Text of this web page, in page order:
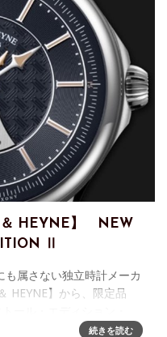
＆ HEYNE】 NEW
Ⅱ
属さない独立時計メーカ
HEYNE】から、限定品
。 ブラックダイ続きを読む